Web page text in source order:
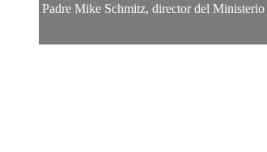
Padre Mike Schmitz, director del Ministerio